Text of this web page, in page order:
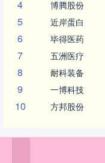
4 博腾股份
5 近岸蛋白
6 毕得医药
7 五洲医疗
8 耐科装备
9 一博科技
10 方邦股份